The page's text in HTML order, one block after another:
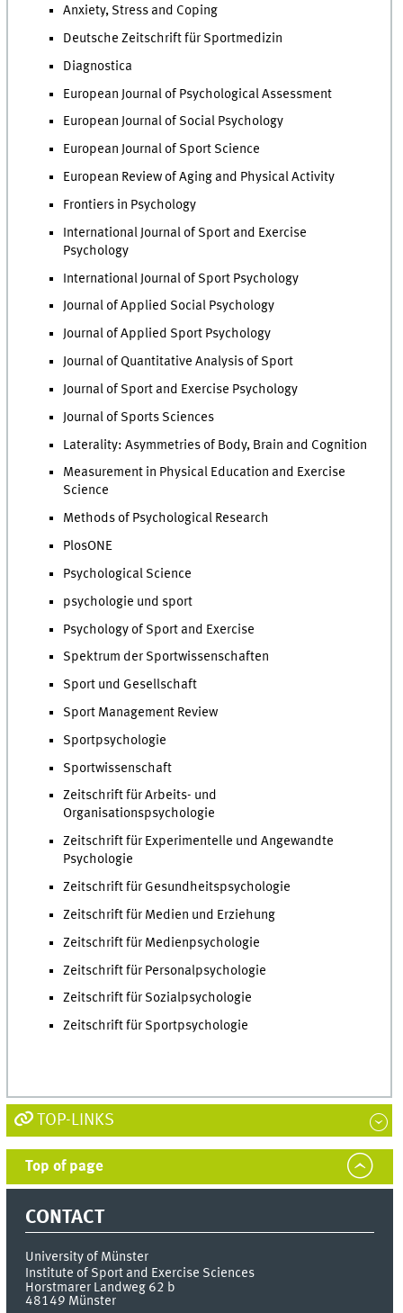
Anxiety, Stress and Coping
Deutsche Zeitschrift für Sportmedizin
Diagnostica
European Journal of Psychological Assessment
European Journal of Social Psychology
European Journal of Sport Science
European Review of Aging and Physical Activity
Frontiers in Psychology
International Journal of Sport and Exercise
Psychology
International Journal of Sport Psychology
Journal of Applied Social Psychology
Journal of Applied Sport Psychology
Journal of Quantitative Analysis of Sport
Journal of Sport and Exercise Psychology
Journal of Sports Sciences
Laterality: Asymmetries of Body, Brain and Cognition
Measurement in Physical Education and Exercise
Science
Methods of Psychological Research
PlosONE
Psychological Science
psychologie und sport
Psychology of Sport and Exercise
Spektrum der Sportwissenschaften
Sport und Gesellschaft
Sport Management Review
Sportpsychologie
Sportwissenschaft
Zeitschrift für Arbeits- und
Organisationspsychologie
Zeitschrift für Experimentelle und Angewandte
Psychologie
Zeitschrift für Gesundheitspsychologie
Zeitschrift für Medien und Erziehung
Zeitschrift für Medienpsychologie
Zeitschrift für Personalpsychologie
Zeitschrift für Sozialpsychologie
Zeitschrift für Sportpsychologie
TOP-LINKS
Top of page
CONTACT
University of Münster
Institute of Sport and Exercise Sciences
Horstmarer Landweg 62 b
48149 Münster